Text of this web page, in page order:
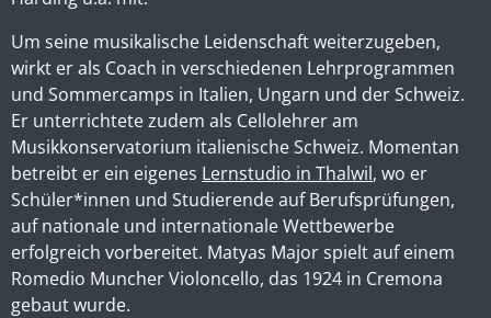
Um seine musikalische Leidenschaft weiterzugeben,
wirkt er als Coach in verschiedenen Lehrprogrammen
und Sommercamps in Italien, Ungarn und der Schweiz.
Er unterrichtete zudem als Cellolehrer am
Musikkonservatorium italienische Schweiz. Momentan
betreibt er ein eigenes Lernstudio in Thalwil, wo er
Schüler*innen und Studierende auf Berufsprüfungen,
auf nationale und internationale Wettbewerbe
erfolgreich vorbereitet. Matyas Major spielt auf einem
Romedio Muncher Violoncello, das 1924 in Cremona
gebaut wurde.